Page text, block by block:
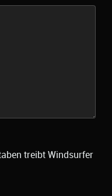
treibt Windsurfer